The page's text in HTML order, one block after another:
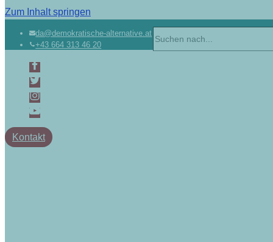
Zum Inhalt springen
da@demokratische-alternative.at
+43 664 313 46 20
Kontakt